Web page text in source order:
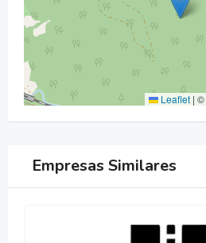
Leaflet | ©
Empresas Similares